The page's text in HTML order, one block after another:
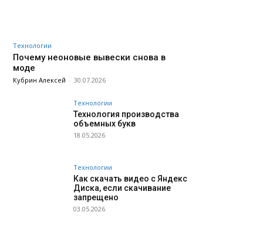
Технологии
Почему неоновые вывески снова в
моде
Кубрин Алексей - 30.07.2026
Технологии
Технология производства
объемных букв
18.05.2026
Технологии
Как скачать видео с Яндекс
Диска, если скачивание
запрещено
03.05.2026